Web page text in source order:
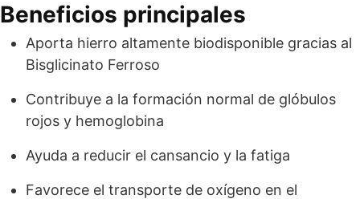
Beneficios principales
Aporta hierro altamente biodisponible gracias al
Bisglicinato Ferroso
Contribuye a la formación normal de glóbulos
rojos y hemoglobina
Ayuda a reducir el cansancio y la fatiga
Favorece el transporte de oxígeno en el